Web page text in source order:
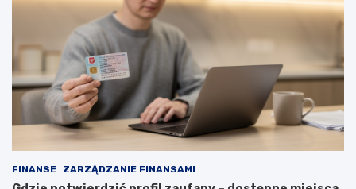
FINANSE ZARZĄDZANIE FINANSAMI